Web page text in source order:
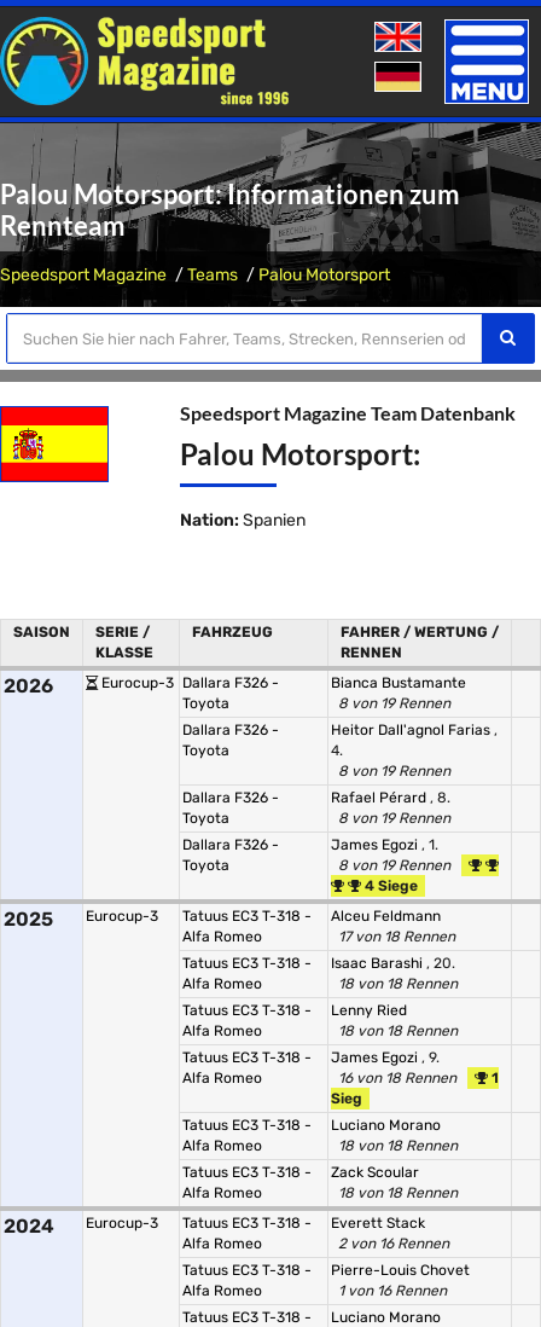
Toggle
Palou Motorsport: Informationen zum
Rennteam
Speedsport Magazine Teams Palou Motorsport
Speedsport Magazine Team Datenbank
Palou Motorsport:
Nation: Spanien
SAISON
SERIE /
KLASSE
FAHRZEUG
FAHRER / WERTUNG /
RENNEN
2026 Eurocup-3 Dallara F326 -
Toyota
Bianca Bustamante
8 von 19 Rennen
Dallara F326 -
Toyota
Heitor Dall'agnol Farias ,
4.
8 von 19 Rennen
Dallara F326 -
Toyota
Rafael Pérard , 8.
8 von 19 Rennen
Dallara F326 -
Toyota
James Egozi , 1.
8 von 19 Rennen
4 Siege
2025 Eurocup-3
Tatuus EC3 T-318 -
Alfa Romeo
Alceu Feldmann
17 von 18 Rennen
Tatuus EC3 T-318 -
Alfa Romeo
Isaac Barashi , 20.
18 von 18 Rennen
Tatuus EC3 T-318 -
Alfa Romeo
Lenny Ried
18 von 18 Rennen
Tatuus EC3 T-318 -
Alfa Romeo
James Egozi , 9.
16 von 18 Rennen
1
Sieg
Tatuus EC3 T-318 -
Alfa Romeo
Luciano Morano
18 von 18 Rennen
Tatuus EC3 T-318 -
Alfa Romeo
Zack Scoular
18 von 18 Rennen
2024 Eurocup-3
Tatuus EC3 T-318 -
Alfa Romeo
Everett Stack
2 von 16 Rennen
Tatuus EC3 T-318 -
Alfa Romeo
Pierre-Louis Chovet
1 von 16 Rennen
Tatuus EC3 T-318 -
Luciano Morano